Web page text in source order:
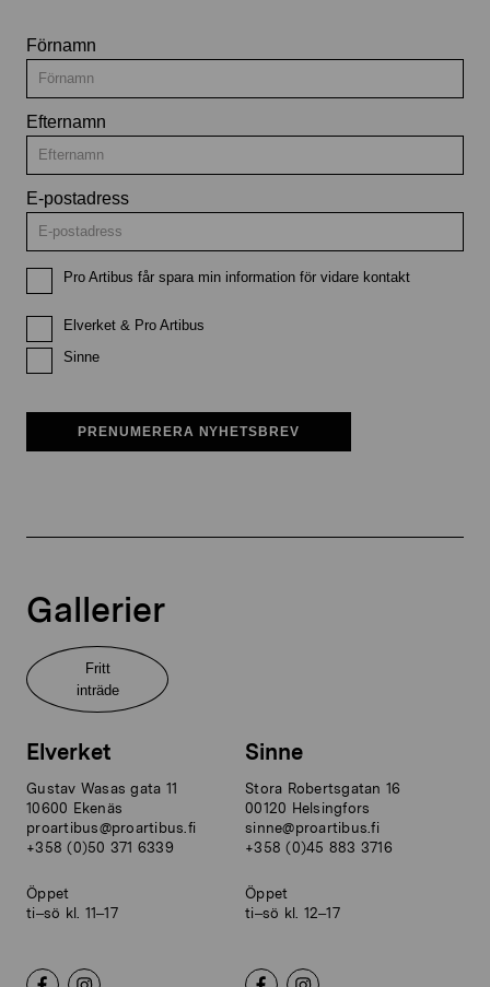
Förnamn
Efternamn
E-postadress
Pro Artibus får spara min information för vidare kontakt
Elverket & Pro Artibus
Sinne
PRENUMERERA NYHETSBREV
Gallerier
Fritt
inträde
Elverket
Gustav Wasas gata 11
10600 Ekenäs
proartibus@proartibus.fi
+358 (0)50 371 6339
Öppet
ti–sö kl. 11–17
Sinne
Stora Robertsgatan 16
00120 Helsingfors
sinne@proartibus.fi
+358 (0)45 883 3716
Öppet
ti–sö kl. 12–17